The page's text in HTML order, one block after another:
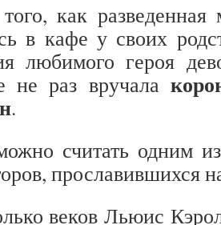
как
в кафе у своих
любимого героя
не раз вручала
.
считать одним
прославившихся
веков Льюис